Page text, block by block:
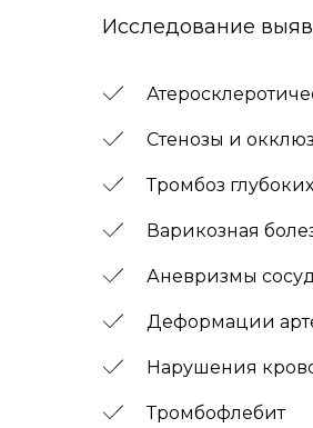
Исследование
Стенозы и
Тромбоз
Варикозная
Аневризмы
Деформации
Нарушения
Тромбофлебит